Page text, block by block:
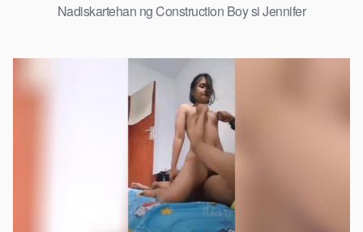
Nadiskartehan ng Construction Boy si Jennifer